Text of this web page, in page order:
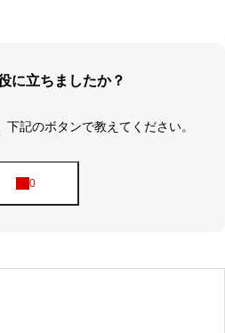
に立ちましたか？
記のボタンで教えてください。